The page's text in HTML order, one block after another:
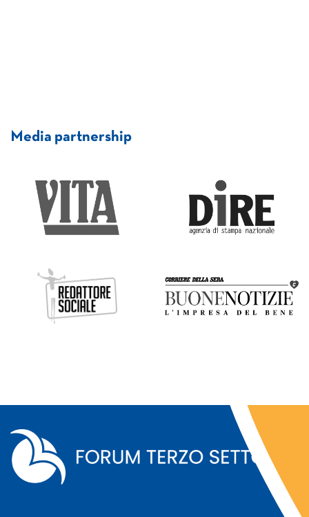
Media partnership